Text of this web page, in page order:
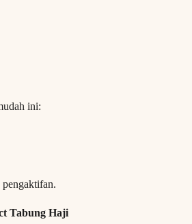
ini:
Tabung Haji